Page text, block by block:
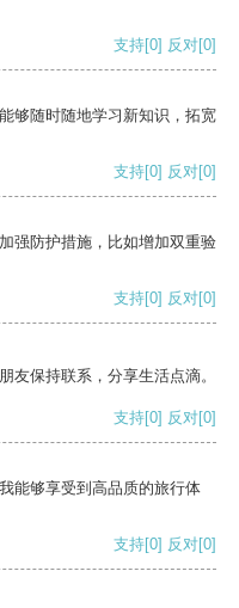
支持[0] 反对[0]
够随时随地学习新知识，拓宽
支持[0] 反对[0]
强防护措施，比如增加双重验
支持[0] 反对[0]
友保持联系，分享生活点滴。
支持[0] 反对[0]
能够享受到高品质的旅行体
支持[0] 反对[0]